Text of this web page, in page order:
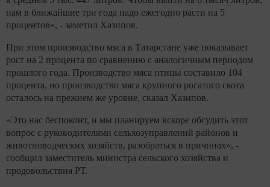
нам в ближайшие три года надо ежегодно расти на 5
процентов», - заметил Хазипов.
При этом производство мяса в Татарстане уже показывает
рост на 2 процента по сравнению с аналогичным периодом
прошлого года. Производство мяса птицы составило 104
процента, но производство мяса крупного рогатого скота
осталось на прежнем же уровне, сказал Хазипов.
«Это нас беспокоит, и мы планируем вскоре обсудить этот
вопрос с руководителями сельхозуправлений районов и
животноводческих хозяйств, разобраться в причинах», -
сообщил заместитель министра сельского хозяйства и
продовольствия РТ.